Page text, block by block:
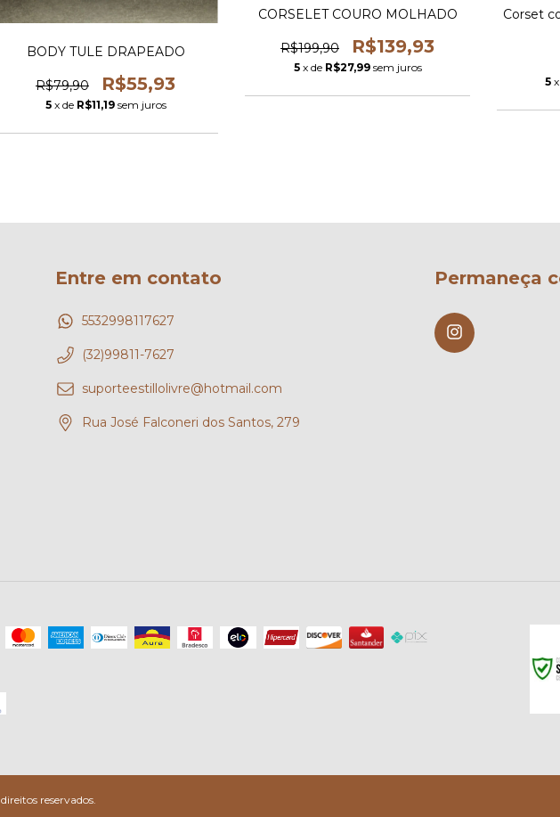
BODY TULE DRAPEADO
R$79,90 R$55,93
5 x de R$11,19 sem juros
CORSELET COURO MOLHADO
R$199,90 R$139,93
5 x de R$27,99 sem juros
Corset
5
Entre em contato
5532998117627
(32)99811-7627
suporteestillolivre@hotmail.com
Rua José Falconeri dos Santos, 279
Permaneça
reservados.